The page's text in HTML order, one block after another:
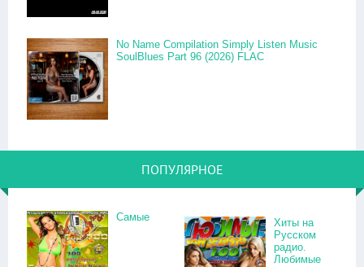
No Name Compilation Simply Listen Music
SoulBlues Part 96 (2026) FLAC
ПОПУЛЯРНОЕ
Самые
Хиты на
Русском
радио.
Любимые